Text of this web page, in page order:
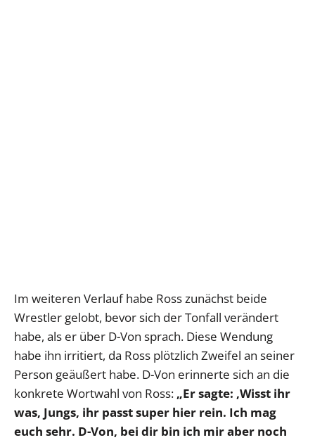
Im weiteren Verlauf habe Ross zunächst beide
Wrestler gelobt, bevor sich der Tonfall verändert
habe, als er über D-Von sprach. Diese Wendung
habe ihn irritiert, da Ross plötzlich Zweifel an seiner
Person geäußert habe. D-Von erinnerte sich an die
konkrete Wortwahl von Ross: „Er sagte: ‚Wisst ihr
was, Jungs, ihr passt super hier rein. Ich mag
euch sehr. D-Von, bei dir bin ich mir aber noch